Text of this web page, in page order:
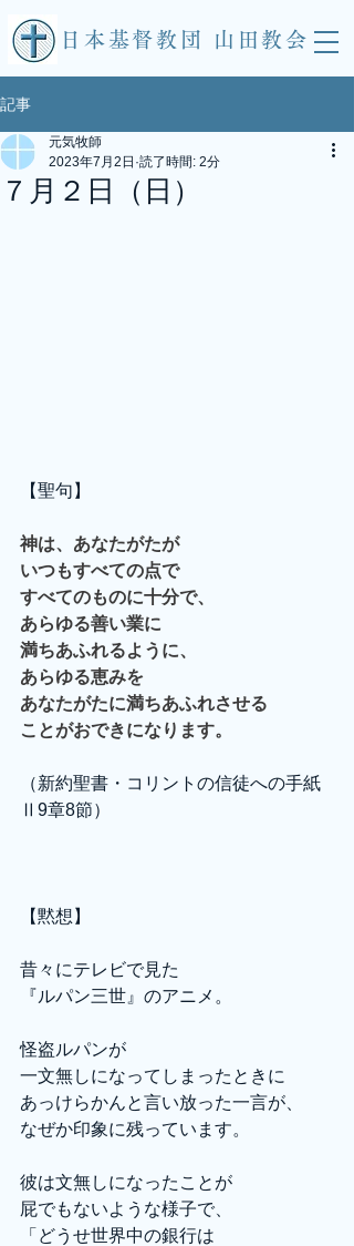
​日本基督教団 山田教会
記事
７月２日（日）
元気牧師
2023年7月2日 読了時間: 2分
【聖句】
神は、あなたがたが
いつもすべての点で
すべてのものに十分で、
あらゆる善い業に
満ちあふれるように、
あらゆる恵みを
あなたがたに満ちあふれさせる
ことがおできになります。
（新約聖書・コリントの信徒への手紙
Ⅱ9章8節）
【黙想】
昔々にテレビで見た
『ルパン三世』のアニメ。
怪盗ルパンが
一文無しになってしまったときに
あっけらかんと言い放った一言が、
なぜか印象に残っています。
彼は文無しになったことが
屁でもないような様子で、
「どうせ世界中の銀行は